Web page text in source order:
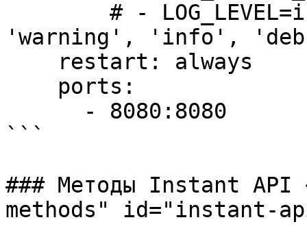
'warning', 'info',
```
### Методы Instant
methods" id="instant-